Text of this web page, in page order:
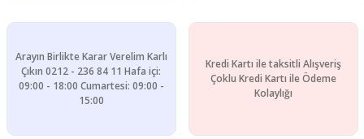
Arayın Birlikte Karar Verelim Karlı
Çıkın 0212 - 236 84 11 Hafa içi:
09:00 - 18:00 Cumartesi: 09:00 -
15:00
Kredi Kartı ile taksitli Alışveriş
Çoklu Kredi Kartı ile Ödeme
Kolaylığı